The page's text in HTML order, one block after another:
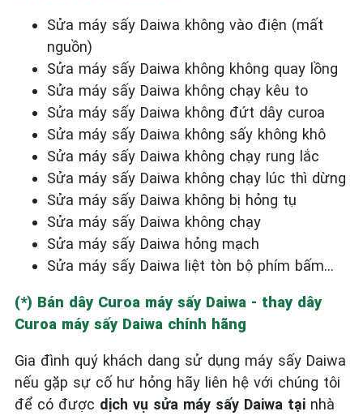
Sửa máy sấy Daiwa không vào điện (mất
nguồn)
Sửa máy sấy Daiwa không không quay lồng
Sửa máy sấy Daiwa không chạy kêu to
Sửa máy sấy Daiwa không đứt dây curoa
Sửa máy sấy Daiwa không sấy không khô
Sửa máy sấy Daiwa không chạy rung lắc
Sửa máy sấy Daiwa không chạy lúc thì dừng
Sửa máy sấy Daiwa không bị hỏng tụ
Sửa máy sấy Daiwa không chạy
Sửa máy sấy Daiwa hỏng mạch
Sửa máy sấy Daiwa liệt tòn bộ phím bấm…
(*) Bán dây Curoa máy sấy Daiwa - thay dây
Curoa máy sấy Daiwa chính hãng
Gia đình quý khách dang sử dụng máy sấy Daiwa
nếu gặp sự cố hư hỏng hãy liên hệ với chúng tôi
để có được dịch vụ sửa máy sấy Daiwa tại nhà